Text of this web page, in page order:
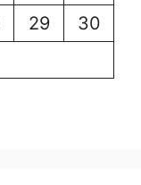
29
30